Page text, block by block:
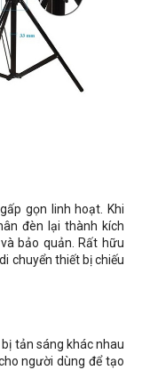
gọn linh hoạt. Khi
đèn lại thành kích
bảo quản. Rất hữu
chuyển thiết bị chiếu
tản sáng khác nhau
người dùng để tạo